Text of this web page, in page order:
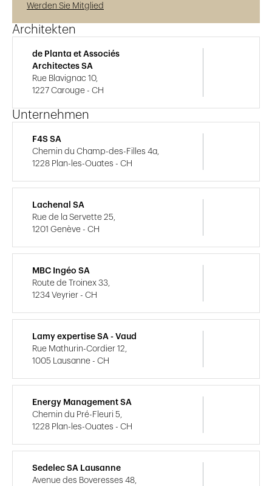
Werden Sie Mitglied
Architekten
de Planta et Associés
Architectes SA
Rue Blavignac 10,
1227 Carouge - CH
Unternehmen
F4S SA
Chemin du Champ-des-Filles 4a,
1228 Plan-les-Ouates - CH
Lachenal SA
Rue de la Servette 25,
1201 Genève - CH
MBC Ingéo SA
Route de Troinex 33,
1234 Veyrier - CH
Lamy expertise SA - Vaud
Rue Mathurin-Cordier 12,
1005 Lausanne - CH
Energy Management SA
Chemin du Pré-Fleuri 5,
1228 Plan-les-Ouates - CH
Sedelec SA Lausanne
Avenue des Boveresses 48,